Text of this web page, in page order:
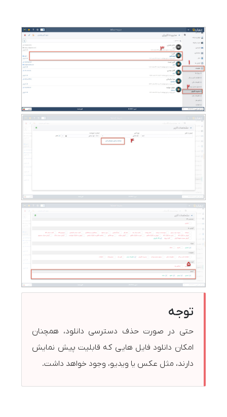
توجه
حتی در صورت حذف دسترسی دانلود، همچنان
امکان دانلود فایل هایی که قابلیت پیش نمایش
دارند، مثل عکس یا ویدیو، وجود خواهد داشت.